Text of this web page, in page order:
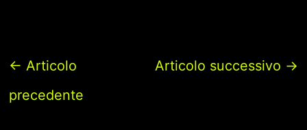
← Articolo
precedente
Articolo successivo →